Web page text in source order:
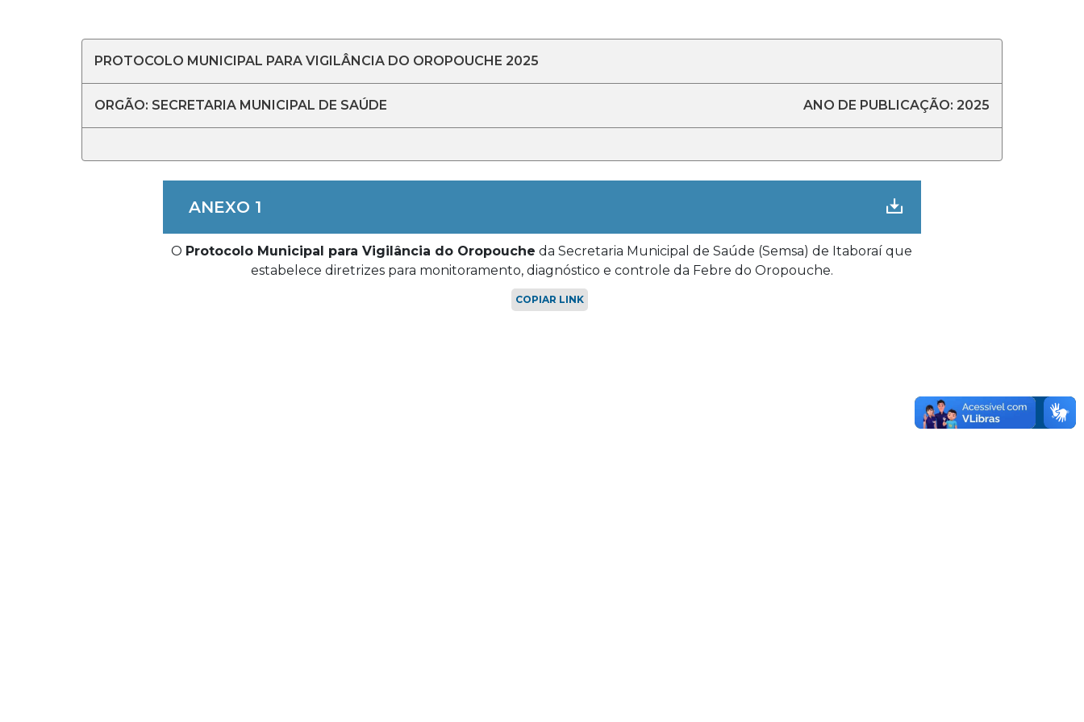
PROTOCOLO MUNICIPAL PARA VIGILÂNCIA DO OROPOUCHE 2025
ORGÃO: SECRETARIA MUNICIPAL DE SAÚDE ANO DE PUBLICAÇÃO: 2025
ANEXO 1
O Protocolo Municipal para Vigilância do Oropouche da Secretaria Municipal de Saúde (Semsa) de Itaboraí que
estabelece diretrizes para monitoramento, diagnóstico e controle da Febre do Oropouche.
COPIAR LINK